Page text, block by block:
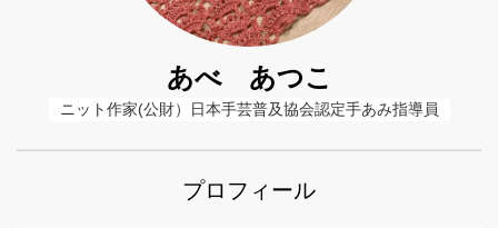
あべ あつこ
ニット作家(公財）日本手芸普及協会認定手あみ指導員
プロフィール